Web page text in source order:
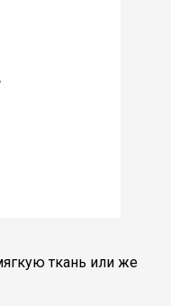
ткань или же